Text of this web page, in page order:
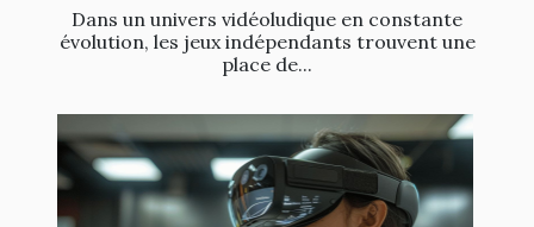
Dans un univers vidéoludique en constante
évolution, les jeux indépendants trouvent une
place de...